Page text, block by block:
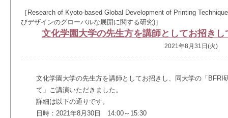
［Research of Kyoto-based Global Development of Printing
びデザインのグローバルな展開に関する研究)］
文化学園大学の先生方を講師としてお招き
2021年8月31日(火)
文化学園大学の先生方を講師としてお招きし、同大学の「BFRI
て」ご講演いただきました。
詳細は以下の通りです。
日時：2021年8月30日 14:00～15:30